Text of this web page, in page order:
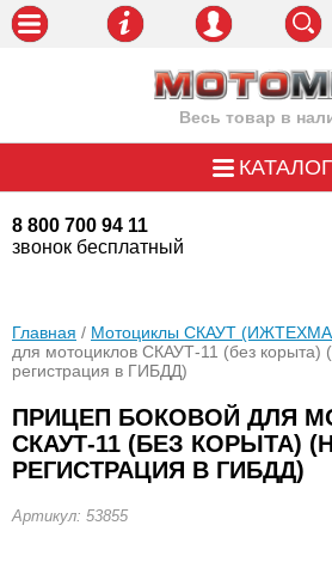
Весь товар в
8 800 700 94 11
звонок бесплатный
КАТАЛОГ
Главная / Мотоциклы СКАУТ
для мотоциклов СКАУТ-11 (без корыта)
регистрация в ГИБДД)
ПРИЦЕП БОКОВОЙ ДЛЯ
СКАУТ-11 (БЕЗ КОРЫТА)
РЕГИСТРАЦИЯ В ГИБДД)
Артикул: 53855